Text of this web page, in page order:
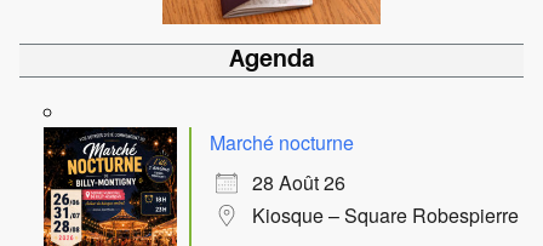
Agenda
Marché nocturne
28 Août 26
Kiosque – Square Robespierre